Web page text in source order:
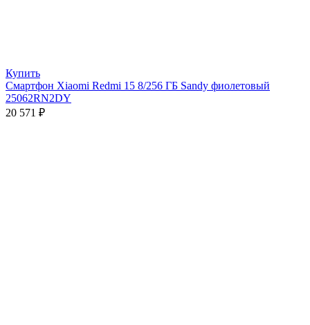
Купить
Смартфон Xiaomi Redmi 15 8/256 ГБ Sandy фиолетовый
25062RN2DY
20 571 ₽